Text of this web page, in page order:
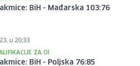
BiH - Mađarska 103:76
u 20:33
ZA OI
BiH - Poljska 76:85